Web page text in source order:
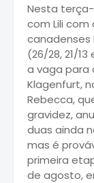
Nesta terça-
com Lili com
canadenses
(26/28, 21/
a vaga para
Klagenfurt,
Rebecca,
gravidez,
duas ainda
mas é
primeira
de agosto,